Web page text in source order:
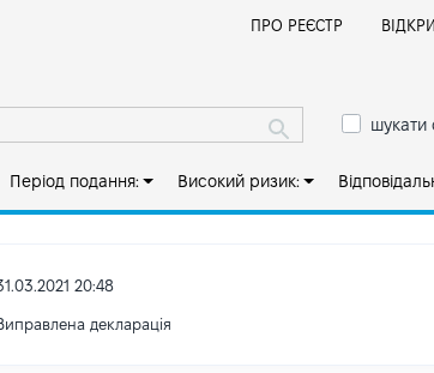
ПРО РЕЄСТР
шукати
Період подання: Високий ризик:
20:48
декларація